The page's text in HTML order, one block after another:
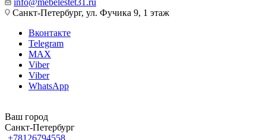
info@mebelestet31.ru
Санкт-Петербург, ул. Фучика 9, 1 этаж
Вконтакте
Telegram
MAX
Viber
Viber
WhatsApp
Ваш город
Санкт-Петербург
+78126794558